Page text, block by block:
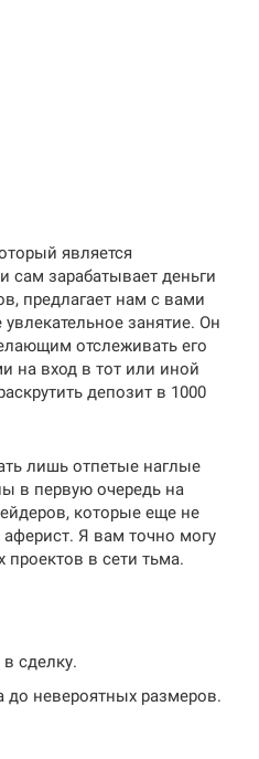
является
сам зарабатывает деньги
предлагает нам с вами
занятие. Он
отслеживать его
на вход в тот или иной
депозит в 1000
лишь отпетые наглые
в первую очередь на
которые еще не
Я вам точно могу
проектов в сети тьма.
сделку.
до невероятных размеров.